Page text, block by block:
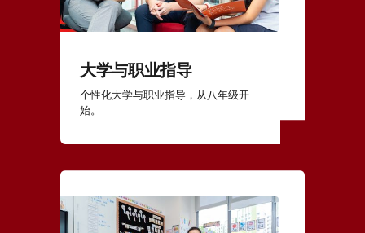
大学与职业指导
个性化大学与职业指导，从八年级开
始。